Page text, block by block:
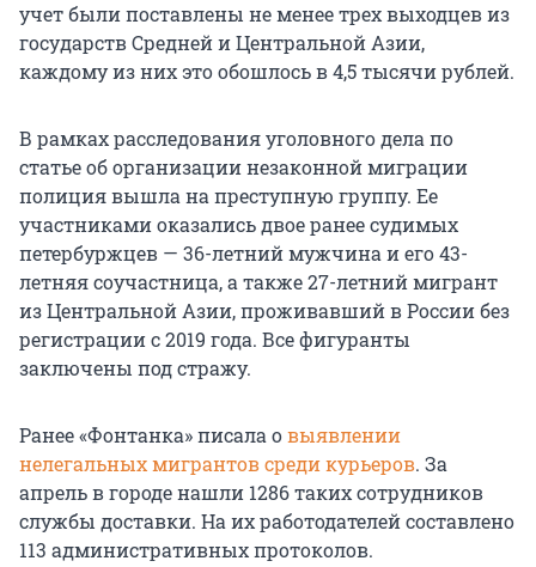
учет были поставлены не менее трех выходцев из
государств Средней и Центральной Азии,
каждому из них это обошлось в 4,5 тысячи рублей.
В рамках расследования уголовного дела по
статье об организации незаконной миграции
полиция вышла на преступную группу. Ее
участниками оказались двое ранее судимых
петербуржцев — 36-летний мужчина и его 43-
летняя соучастница, а также 27-летний мигрант
из Центральной Азии, проживавший в России без
регистрации с 2019 года. Все фигуранты
заключены под стражу.
Ранее «Фонтанка» писала овыявлении
нелегальных мигрантов среди курьеров. За
апрель в городе нашли 1286 таких сотрудников
службы доставки. На их работодателей составлено
113 административных протоколов.